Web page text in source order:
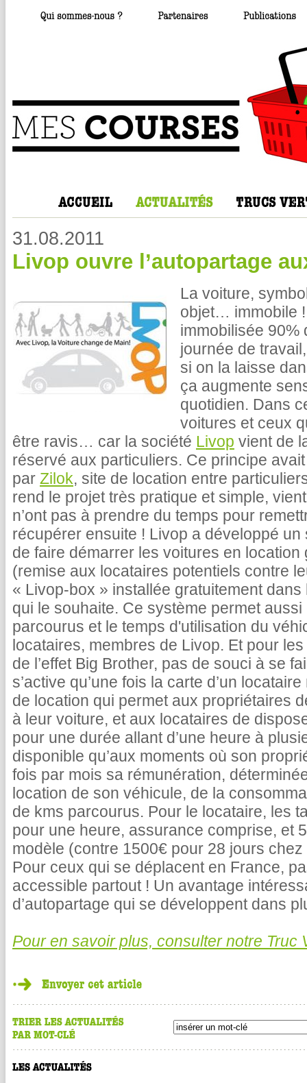
31.08.2011
Livop ouvre l’autopartage
La voiture,
objet… immobile
immobilisée 90%
journée de
si on la laisse
ça augmente
quotidien. Dans
voitures et ceux
être ravis… car la société Livop vient de
réservé aux particuliers. Ce principe
par Zilok, site de location entre
rend le projet très pratique et simple,
n’ont pas à prendre du temps pour
récupérer ensuite ! Livop a développé un
de faire démarrer les voitures en
(remise aux locataires potentiels contre
« Livop-box » installée gratuitement
qui le souhaite. Ce système permet
parcourus et le temps d'utilisation du
locataires, membres de Livop. Et pour
de l’effet Big Brother, pas de souci à se
s’active qu’une fois la carte d’un
de location qui permet aux propriétaires
à leur voiture, et aux locataires de
pour une durée allant d’une heure à
disponible qu’aux moments où son
fois par mois sa rémunération,
location de son véhicule, de la
de kms parcourus. Pour le locataire, les
pour une heure, assurance comprise, et
modèle (contre 1500€ pour 28 jours
Pour ceux qui se déplacent en France,
accessible partout ! Un avantage
d’autopartage qui se développent dans
Pour en savoir plus, consulter notre Truc